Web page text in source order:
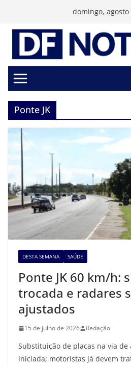
conteúdo
domingo, agosto
Ponte JK
DESTA SEMANA SAÚDE
Ponte JK 60 km/h:
trocada e radares
ajustados
15 de julho de 2026 Redação
Substituição de placas na via de
iniciada; motoristas já devem